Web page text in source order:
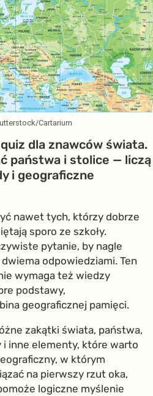
Cartarium
dla znawców świata.
państwa i stolice — liczą
i geograficzne
nawet tych, którzy dobrze
sporo ze szkoły.
pytanie, by nagle
odpowiedziami. Ten
wymaga też wiedzy
podstawy,
geograficznej pamięci.
zakątki świata, państwa,
i inne elementy, które warto
w którym
na pierwszy rzut oka,
logiczne myślenie